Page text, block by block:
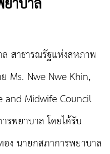
สาธารณรัฐแห่งสหภาพ
Ms. Nwe Nwe Khin,
and Midwife Council
รพยาบาล โดยได้รับ
ง นายกสภาการพยาบาล